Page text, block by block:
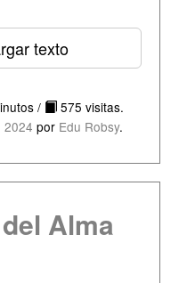
texto
/
575 visitas.
2024 por Edu Robsy.
Alma